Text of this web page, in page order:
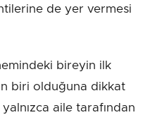
de yer vermesi
bireyin ilk
biri olduğuna dikkat
aile tarafından